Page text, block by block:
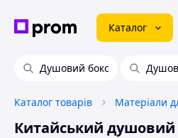
Каталог
Душовий бокс
Каталог товарів Матеріали
Китайський душовий